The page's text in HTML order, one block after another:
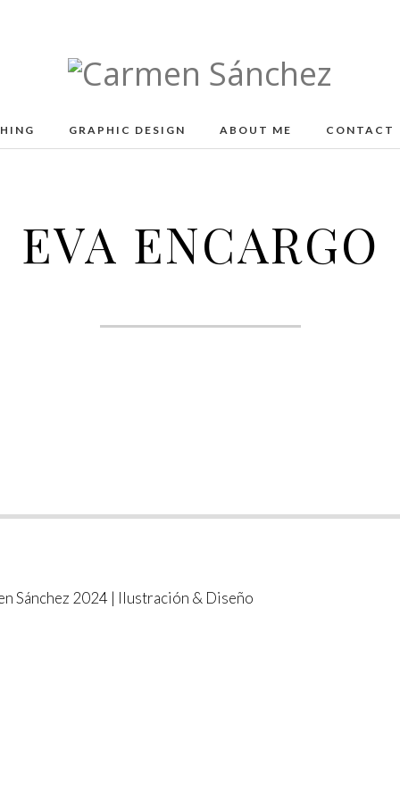
Sánchez
GRAPHIC DESIGN ABOUT ME CONTACT
EVA ENCARGO
Sánchez 2024 | Ilustración & Diseño